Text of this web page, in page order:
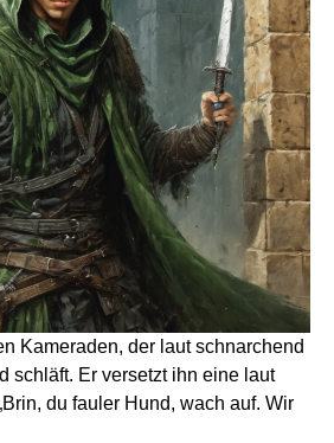
Kameraden, der laut schnarchend
schläft. Er versetzt ihn eine laut
du fauler Hund, wach auf. Wir